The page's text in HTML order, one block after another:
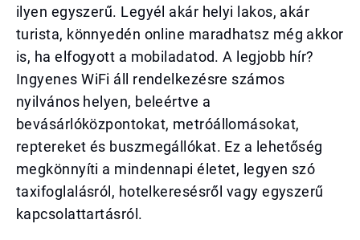
ilyen egyszerű. Legyél akár helyi lakos, akár
turista, könnyedén online maradhatsz még akkor
is, ha elfogyott a mobiladatod. A legjobb hír?
Ingyenes WiFi áll rendelkezésre számos
nyilvános helyen, beleértve a
bevásárlóközpontokat, metróállomásokat,
reptereket és buszmegállókat. Ez a lehetőség
megkönnyíti a mindennapi életet, legyen szó
taxifoglalásról, hotelkeresésről vagy egyszerű
kapcsolattartásról.